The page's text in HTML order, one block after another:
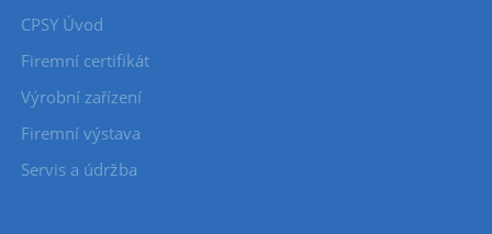
CPSY Úvod
Firemní certifikát
Výrobní zařízení
Firemní výstava
Servis a údržba